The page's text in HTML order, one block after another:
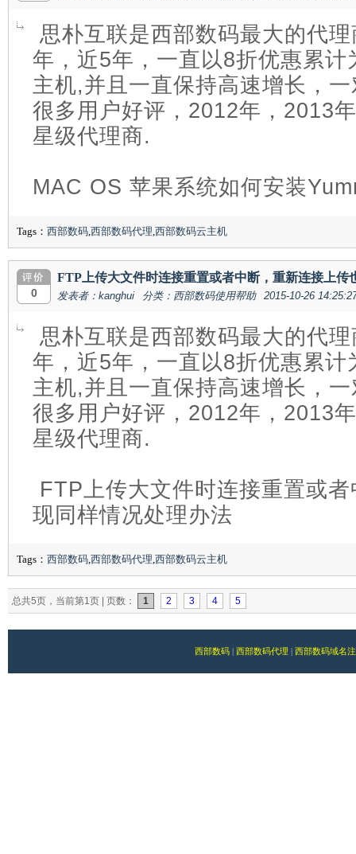
思朴互联是西部数码最大的代
年，近5年，一直以8折优惠累
主机,并且一直保持高速增长，
很多用户好评，2012年，2013
星级代理商.
MAC OS 苹果系统如何安装
Tags： 西部数码,西部数码代理,西部数码云主机
0
FTP上传大文件时连接重置或者中断，重新连接上传
发表者：kanghui 分类：西部数码使用帮助 2015-10-26
思朴互联是西部数码最大的代
年，近5年，一直以8折优惠累
主机,并且一直保持高速增长，
很多用户好评，2012年，2013
星级代理商.
FTP上传大文件时连接重置或
现同样情况处理办法
Tags： 西部数码,西部数码代理,西部数码云主机
总共5页，当前第1页 | 页数： 1 2 3 4 5
西部数码| 西部数码代理 | 西部数码域名